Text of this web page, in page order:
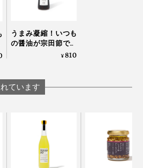
合わせれば、旨味たっぷりのポン酢
自家製ゆずポン酢が完成。
にもどうぞ！ビールやハイボールの
うまみ凝縮！いつも
の醤油が宗田節で輝
きだす、つぎ足して
DOMEKI COMPANY
¥810
ています